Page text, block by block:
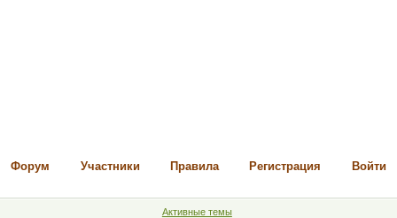
Форум Участники Правила Регистрация Войти
Активные темы